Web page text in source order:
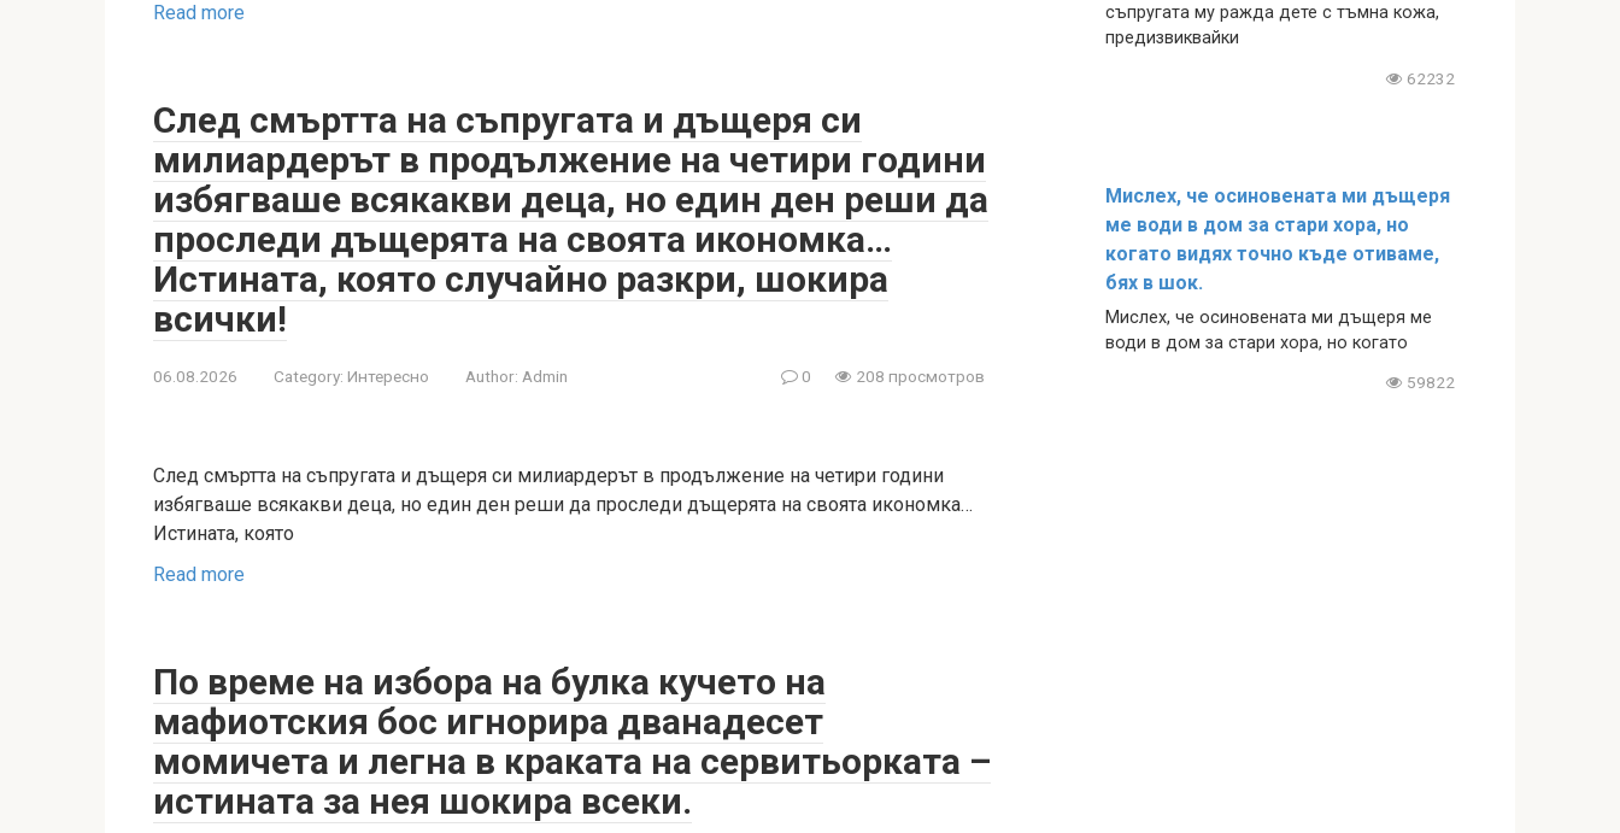
Read more
След смъртта на съпругата и дъщеря си
милиардерът в продължение на четири години
избягваше всякакви деца, но един ден реши да
проследи дъщерята на своята икономка…
Истината, която случайно разкри, шокира
всички!
06.08.2026 Category: Интересно Author: Admin 0 208 просмотров
След смъртта на съпругата и дъщеря си милиардерът в продължение на четири години
избягваше всякакви деца, но един ден реши да проследи дъщерята на своята икономка…
Истината, която
Read more
По време на избора на булка кучето на
мафиотския бос игнорира дванадесет
момичета и легна в краката на сервитьорката –
истината за нея шокира всеки.
съпругата му ражда дете с тъмна кожа,
предизвиквайки
62232
Мислех, че осиновената ми дъщеря
ме води в дом за стари хора, но
когато видях точно къде отиваме,
бях в шок.
Мислех, че осиновената ми дъщеря ме
води в дом за стари хора, но когато
59822